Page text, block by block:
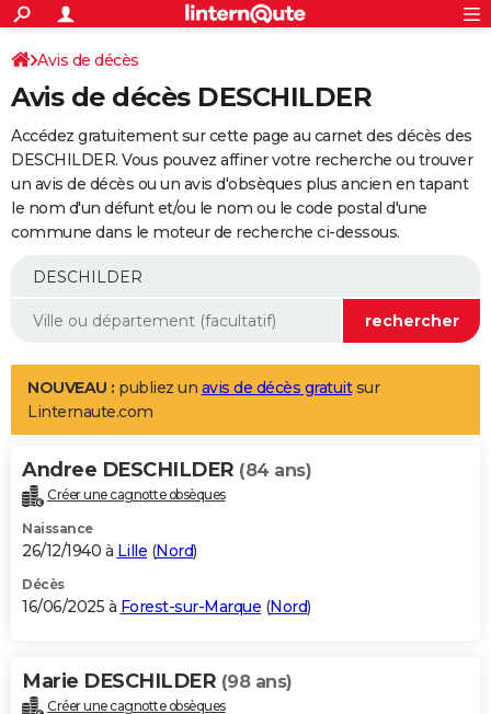
ACTUALITÉS
Politique
Société
Faits Divers
Education
Monde
Villes
+
SPORT
Coupe du monde 2026
Football
Tennis
Cyclisme
Rugby
Forum
Programme TV
TNT
Streaming
Cinéma
Sorties cinéma
Musique
+
FINANCE
Impôts
Immobilier
Risques naturels par ville
Banque
Assurance
Crédit
AUTO
Essais
Réserver un essai
Citadines
Berlines
SUV
Forum auto
+
Mobiles
Meilleur smartphone
Internet
Ordinateurs
Jeux vidéo
Guide high-tech
Aménagement intérieur
LIFESTYLE
Art de vivre
Bien-être
Loisirs
Mode
Modes de vie
Alimentation
Guide de la santé
Maladies
Médicaments
Sommeil
VOYAGE
Destinations
City break
Voyage nature
Voyage de noces
Forum
Climat
+PHOTO
GUIDES D'ACHAT
BONS PLANS
Carte de Noël
Carte Bonne année
Carte Saint-Valentin
Carte Pâques
Carte d'anniversaire
DICTIONNAIRE
Avis de décès
Avis de décès DESCHILDER
Accédez gratuitement sur cette page au carnet des décès des
DESCHILDER. Vous pouvez affiner votre recherche ou trouver
un avis de décès ou un avis d'obsèques plus ancien en tapant
le nom d'un défunt et/ou le nom ou le code postal d'une
commune dans le moteur de recherche ci-dessous.
NOUVEAU : publiez un avis de décès gratuitsur
Linternaute.com
Andree DESCHILDER (84 ans)
Créer une cagnotte obsèques
Naissance
26/12/1940 à Lille (Nord)
Décès
16/06/2025 à Forest-sur-Marque (Nord)
Marie DESCHILDER (98 ans)
Créer une cagnotte obsèques